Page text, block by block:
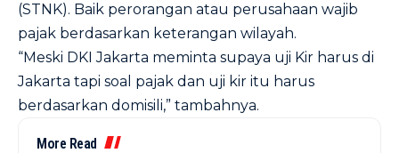
(STNK). Baik perorangan atau perusahaan wajib
pajak berdasarkan keterangan wilayah.
“Meski DKI Jakarta meminta supaya uji Kir harus di
Jakarta tapi soal pajak dan uji kir itu harus
berdasarkan domisili,” tambahnya.
More Read